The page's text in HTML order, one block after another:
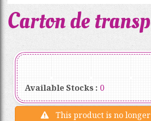
Carton de
Available Stocks : 0
This product is no